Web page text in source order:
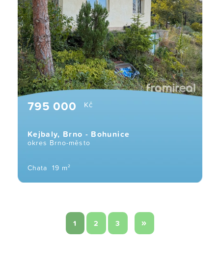
795 000 Kč
Kejbaly, Brno - Bohunice
okres Brno-město
Chata 19 m²
1 2 3 »